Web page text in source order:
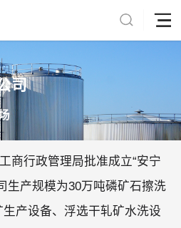
司
商行政管理局批准成立“安宁
生产规模为30万吨磷矿石擦洗
产设备、浮选干轧矿水洗设